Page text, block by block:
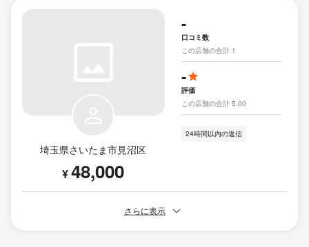
埼玉県さいたま市見沼区
¥48,000
-
口コミ数
この店舗の合計 1
-
評価
この店舗の合計 5.00
24時間以内の返信
さらに表示